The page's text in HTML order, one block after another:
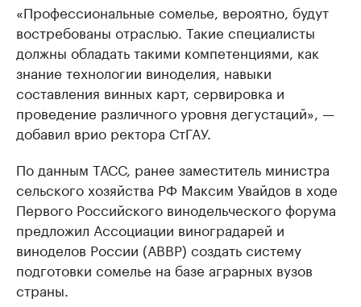
«Профессиональные сомелье, вероятно, будут
востребованы отраслью. Такие специалисты
должны обладать такими компетенциями, как
знание технологии виноделия, навыки
составления винных карт, сервировка и
проведение различного уровня дегустаций», —
добавил врио ректора СтГАУ.
По данным ТАСС, ранее заместитель министра
сельского хозяйства РФ Максим Увайдов в ходе
Первого Российского винодельческого форума
предложил Ассоциации виноградарей и
виноделов России (АВВР) создать систему
подготовки сомелье на базе аграрных вузов
страны.